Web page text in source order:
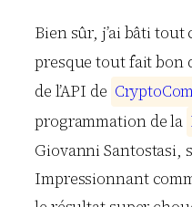
Bien sûr, j’ai bâti tout
presque tout fait bon
de l’API de CryptoCo
programmation de la
Giovanni Santostasi,
Impressionnant